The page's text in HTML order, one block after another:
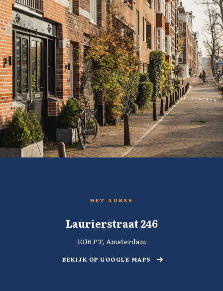
HET ADRES
Laurierstraat 246
1016 PT, Amsterdam
BEKIJK OP GOOGLE MAPS